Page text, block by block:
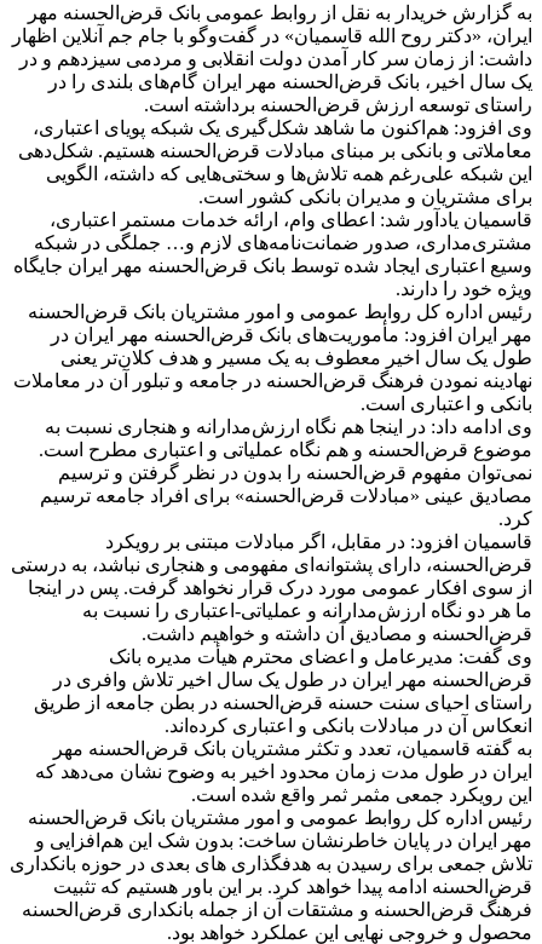
به گزارش خریدار به نقل از روابط عمومی بانک قرض‌الحسنه مهر
ایران، «دکتر روح الله قاسمیان» در گفت‌وگو با جام جم آنلاین اظهار
داشت: از زمان سر کار آمدن دولت انقلابی و مردمی سیزدهم و در
یک سال اخیر، بانک قرض‌الحسنه مهر ایران گام‌های بلندی را در
راستای توسعه ارزش قرض‌الحسنه برداشته است.
وی افزود: هم‌اکنون ما شاهد شکل‌گیری یک شبکه پویای اعتباری،
معاملاتی و بانکی بر مبنای مبادلات قرض‌الحسنه هستیم. شکل‌دهی
این شبکه علی‌رغم همه تلاش‌ها و سختی‌هایی که داشته، الگویی
برای مشتریان و مدیران بانکی کشور است.
قاسمیان یادآور شد: اعطای وام، ارائه خدمات مستمر اعتباری،
مشتری‌مداری، صدور ضمانت‌نامه‌های لازم و… جملگی در شبکه
وسیع اعتباری ایجاد شده توسط بانک قرض‌الحسنه مهر ایران جایگاه
ویژه خود را دارند.
رئیس اداره کل روابط عمومی و امور مشتریان بانک قرض‌الحسنه
مهر ایران افزود: مأموریت‌های بانک قرض‌الحسنه مهر ایران در
طول یک سال اخیر معطوف به یک مسیر و هدف کلان‌تر یعنی
نهادینه نمودن فرهنگ قرض‌الحسنه در جامعه و تبلور آن در معاملات
بانکی و اعتباری است.
وی ادامه داد: در اینجا هم نگاه ارزش‌‌مدارانه و هنجاری نسبت به
موضوع قرض‌الحسنه و هم نگاه عملیاتی و اعتباری مطرح است.
نمی‌توان مفهوم قرض‌الحسنه را بدون در نظر گرفتن و ترسیم
مصادیق عینی «مبادلات قرض‌الحسنه» برای افراد جامعه ترسیم
کرد.
قاسمیان افزود: در مقابل، اگر مبادلات مبتنی بر رویکرد
قرض‌الحسنه، دارای پشتوانه‌ای مفهومی و هنجاری نباشد، به درستی
از سوی افکار عمومی مورد درک قرار نخواهد گرفت. پس در اینجا
ما هر دو نگاه ارزش‌مدارانه و عملیاتی-اعتباری را نسبت به
قرض‌الحسنه و مصادیق آن داشته و خواهیم داشت.
وی گفت: مدیرعامل و اعضای محترم هیأت مدیره بانک
قرض‌الحسنه مهر ایران در طول یک سال اخیر تلاش وافری در
راستای احیای سنت حسنه قرض‌الحسنه در بطن جامعه از طریق
انعکاس آن در مبادلات بانکی و اعتباری کرده‌اند.
به گفته قاسمیان، تعدد و تکثر مشتریان بانک قرض‌الحسنه مهر
ایران در طول مدت زمان محدود اخیر به وضوح نشان می‌دهد که
این رویکرد جمعی مثمر ثمر واقع شده است.
رئیس اداره کل روابط عمومی و امور مشتریان بانک قرض‌الحسنه
مهر ایران در پایان خاطرنشان ساخت: بدون شک این هم‌افزایی و
تلاش جمعی برای رسیدن به هدفگذاری های بعدی در حوزه بانکداری
قرض‌الحسنه ادامه پیدا خواهد کرد. بر این باور هستیم که تثبیت
فرهنگ قرض‌الحسنه و مشتقات آن از جمله بانکداری قرض‌الحسنه
محصول و خروجی نهایی این عملکرد خواهد بود.